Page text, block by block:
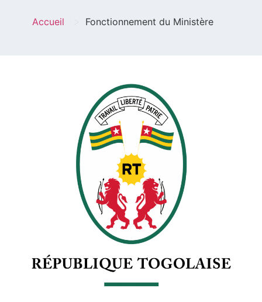
Accueil Fonctionnement du Ministère